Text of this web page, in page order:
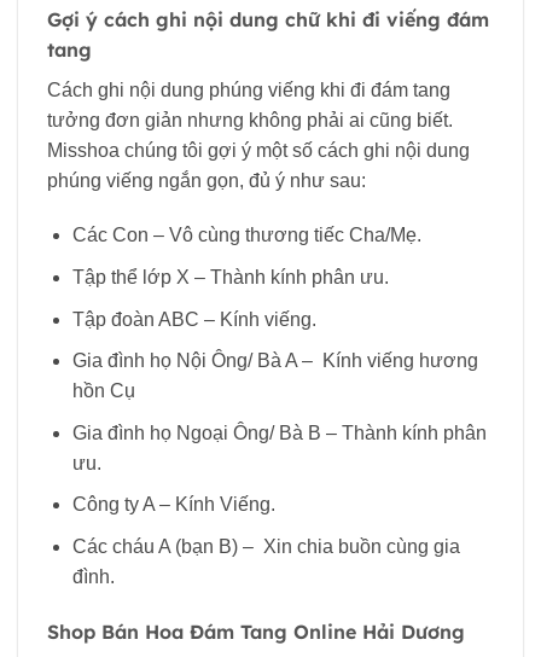
Gợi ý cách ghi nội dung chữ khi đi viếng đám
tang
Cách ghi nội dung phúng viếng khi đi đám tang
tưởng đơn giản nhưng không phải ai cũng biết.
Misshoa chúng tôi gợi ý một số cách ghi nội dung
phúng viếng ngắn gọn, đủ ý như sau:
Các Con – Vô cùng thương tiếc Cha/Mẹ.
Tập thể lớp X – Thành kính phân ưu.
Tập đoàn ABC – Kính viếng.
Gia đình họ Nội Ông/ Bà A – Kính viếng hương
hồn Cụ
Gia đình họ Ngoại Ông/ Bà B – Thành kính phân
ưu.
Công ty A – Kính Viếng.
Các cháu A (bạn B) – Xin chia buồn cùng gia
đình.
Shop Bán Hoa Đám Tang Online Hải Dương